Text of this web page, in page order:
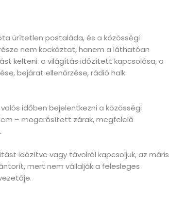
ürítetlen postaláda, és a közösségi
nem kockáztat, hanem a láthatóan
kelteni: a világítás időzített kapcsolása, a
bejárat ellenőrzése, rádió halk
időben bejelentkezni a közösségi
– megerősített zárak, megfelelő
időzítve vagy távolról kapcsoljuk, az máris
mert nem vállalják a felesleges